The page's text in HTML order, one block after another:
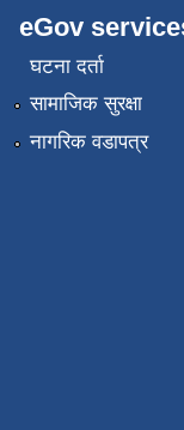
eGov
घटना दर्ता
सामाजिक सुरक्षा
नागरिक वडापत्र